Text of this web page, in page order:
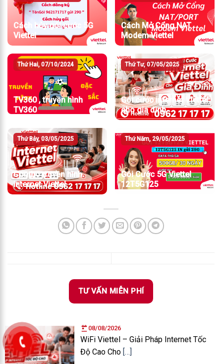
08/08/2026
WiFi Viettel – Giải Pháp Internet Tốc
Độ Cao Cho […]
Cách hủy gói cước 5G
Viettel
Cách Mở Cổng NAT
Modem Viettel
Thứ Hai, 07/10/2024
TV360 , truyền hình
TV360
Thứ Tư, 07/05/2025
Gói cước internet Viettel
cho gia đình
Thứ Bảy, 03/05/2025
Combo truyền hình
internet Viettel
Thứ Năm, 29/05/2025
Gói Cước 5G Viettel
12T5G125
TƯ VẤN MIỄN PHÍ